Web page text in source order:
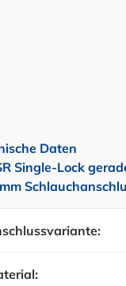
Daten
Single-Lock